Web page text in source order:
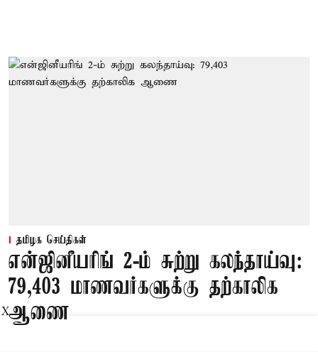
தமிழக செய்திகள்
என்ஜினீயரிங் 2-ம் சுற்று கலந்தாய்வு:
79,403 மாணவர்களுக்கு தற்காலிக
ஆணை
X